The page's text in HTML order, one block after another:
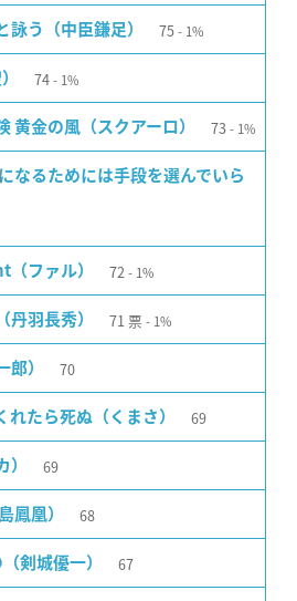
詠う（中臣鎌足） 75 1%
74 1%
黄金の風（スクアーロ） 73 1%
なるためには手段を選んでいら
ファル） 72 1%
丹羽長秀） 71 票 1%
郎） 70
れたら死ぬ（くまさ） 69
） 69
鳳凰） 68
剣城優一） 67